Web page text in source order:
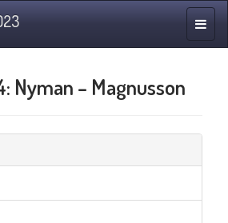
Nyman – Magnusson